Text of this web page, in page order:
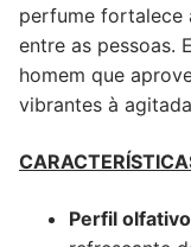
perfume fortalece
entre as pessoas.
homem que
vibrantes à
Perfil